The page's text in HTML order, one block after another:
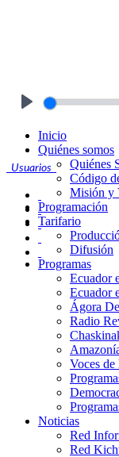
Usuarios
Inicio
Quiénes somos
Quiénes
Código
Misión y
Programación
Tarifario
Difusión
Programas
Ecuador
Ecuador
Ágora
Radio
Voces de
Noticias
Red
Red